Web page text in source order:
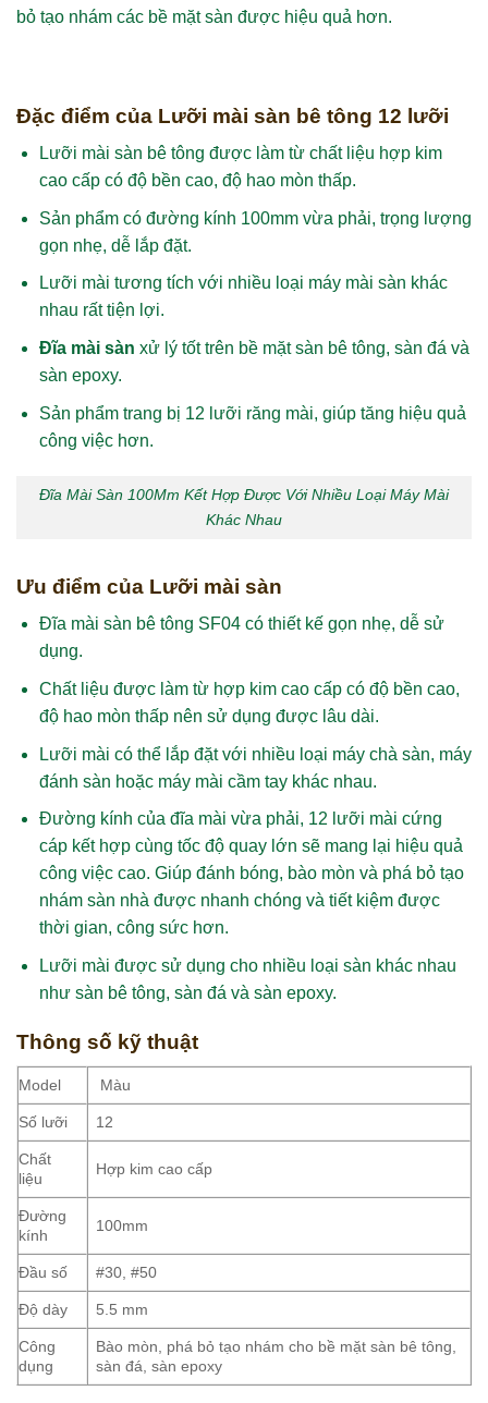
bỏ tạo nhám các bề mặt sàn được hiệu quả hơn.
Đặc điểm của Lưỡi mài sàn bê tông 12 lưỡi
Lưỡi mài sàn bê tông được làm từ chất liệu hợp kim
cao cấp có độ bền cao, độ hao mòn thấp.
Sản phẩm có đường kính 100mm vừa phải, trọng lượng
gọn nhẹ, dễ lắp đặt.
Lưỡi mài tương tích với nhiều loại máy mài sàn khác
nhau rất tiện lợi.
Đĩa mài sàn xử lý tốt trên bề mặt sàn bê tông, sàn đá và
sàn epoxy.
Sản phẩm trang bị 12 lưỡi răng mài, giúp tăng hiệu quả
công việc hơn.
Đĩa Mài Sàn 100Mm Kết Hợp Được Với Nhiều Loại Máy Mài
Khác Nhau
Ưu điểm của Lưỡi mài sàn
Đĩa mài sàn bê tông SF04 có thiết kế gọn nhẹ, dễ sử
dụng.
Chất liệu được làm từ hợp kim cao cấp có độ bền cao,
độ hao mòn thấp nên sử dụng được lâu dài.
Lưỡi mài có thể lắp đặt với nhiều loại máy chà sàn, máy
đánh sàn hoặc máy mài cầm tay khác nhau.
Đường kính của đĩa mài vừa phải, 12 lưỡi mài cứng
cáp kết hợp cùng tốc độ quay lớn sẽ mang lại hiệu quả
công việc cao. Giúp đánh bóng, bào mòn và phá bỏ tạo
nhám sàn nhà được nhanh chóng và tiết kiệm được
thời gian, công sức hơn.
Lưỡi mài được sử dụng cho nhiều loại sàn khác nhau
như sàn bê tông, sàn đá và sàn epoxy.
Thông số kỹ thuật
Model Màu
Số lưỡi 12
Chất
liệu
Hợp kim cao cấp
Đường
kính
100mm
Đầu số #30, #50
Độ dày 5.5 mm
Công
dụng
Bào mòn, phá bỏ tạo nhám cho bề mặt sàn bê tông,
sàn đá, sàn epoxy